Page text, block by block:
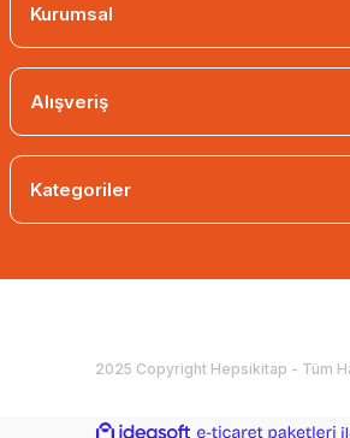
Kurumsal
Alışveriş
Kategoriler
2025 Copyright Hepsikitap - Tüm
ideasoft e-